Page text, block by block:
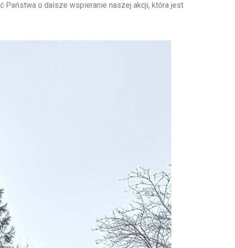
Państwa o dalsze wspieranie naszej akcji, która jest